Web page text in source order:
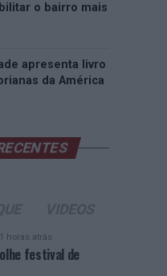
o bairro mais
apresenta livro
da América
horas atrás
festival de